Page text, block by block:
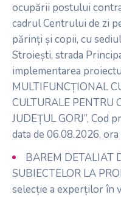
ocupării postului
cadrul Centrului de zi
părinți și copii, cu
Stroiești, strada
implementarea
MULTIFUNCȚIONAL
CULTURALE PENTRU
JUDEȚUL GORJ”, Cod
data de 06.08.2026,
BAREM DETALIAT
SUBIECTELOR LA
selecție a experților în